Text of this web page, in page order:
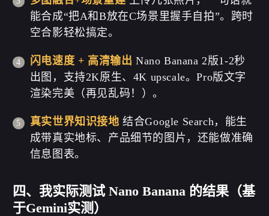
能合成“把A和B放在C场景里握手自拍”。跨时
空合影轻松搞定。
闪电速度 + 高清输出 Nano Banana 2版1-2秒
出图，支持2K原生、4K upscale。Pro版文字
渲染完美（再见乱码！）。
真实世界知识接地 结合Google Search，能生
成带真实地标、产品细节的图片，还能做准确
信息图表。
四、我实际测试 Nano Banana 的结果（基
于Gemini实测）